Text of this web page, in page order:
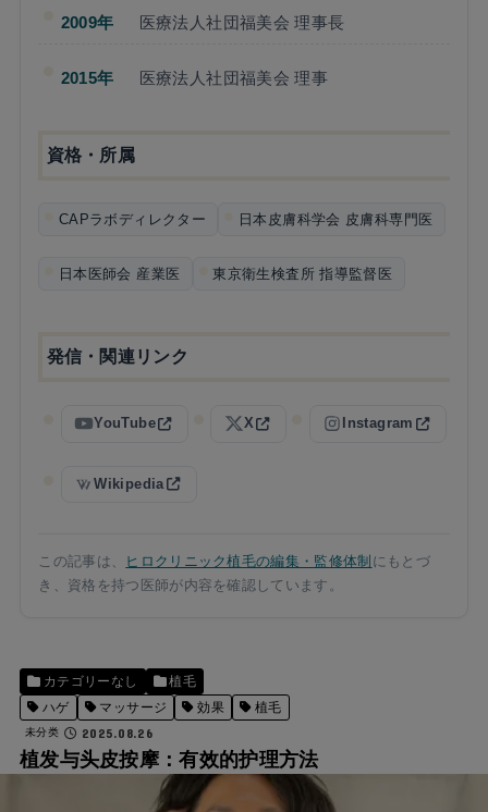
2009年 医療法人社団福美会 理事長
2015年 医療法人社団福美会 理事
資格・所属
CAPラボディレクター 日本皮膚科学会 皮膚科専門医
日本医師会 産業医 東京衛生検査所 指導監督医
発信・関連リンク
YouTube X Instagram
Wikipedia
この記事は、 ヒロクリニック植毛の編集・監修体制 にもとづ
き、資格を持つ医師が内容を確認しています。
カテゴリーなし
植毛
ハゲ
マッサージ 効果 植毛
未分类 2025.08.26
植发与头皮按摩：有效的护理方法